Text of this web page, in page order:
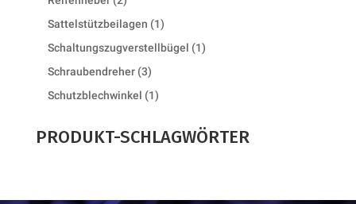
products
Sattelstützbeilagen 11
product
Schaltungszugverstellbügel 11
Schraubendreher 33
products
Schutzblechwinkel 11
PRODUKT-SCHLAGWÖRTER